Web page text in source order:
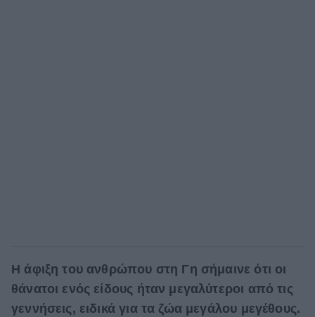
Η άφιξη του ανθρώπου στη Γη σήμαινε ότι οι
θάνατοι ενός είδους ήταν μεγαλύτεροι από τις
γεννήσεις, ειδικά για τα ζώα μεγάλου μεγέθους.